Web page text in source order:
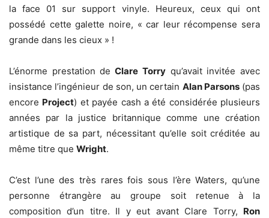
la face 01 sur support vinyle. Heureux, ceux qui ont
possédé cette galette noire, « car leur récompense sera
grande dans les cieux » !
L’énorme prestation de Clare Torryqu’avait invitée avec
insistance l’ingénieur de son, un certain Alan Parsons(pas
encore Project) et payée cash a été considérée plusieurs
années par la justice britannique comme une création
artistique de sa part, nécessitant qu’elle soit créditée au
même titre que Wright.
C’est l’une des très rares fois sous l’ère Waters, qu’une
personne étrangère au groupe soit retenue à la
composition d’un titre. Il y eut avant Clare Torry, Ron